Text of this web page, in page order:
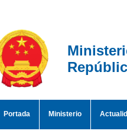
Portada Ministerio